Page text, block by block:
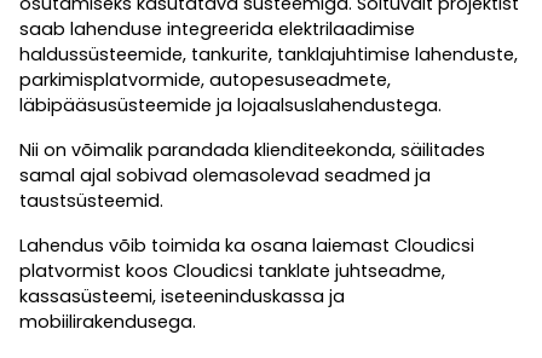
saab lahenduse integreerida elektrilaadimise
haldussüsteemide, tankurite, tanklajuhtimise lahenduste,
parkimisplatvormide, autopesuseadmete,
läbipääsusüsteemide ja lojaalsuslahendustega.
Nii on võimalik parandada klienditeekonda, säilitades
samal ajal sobivad olemasolevad seadmed ja
taustsüsteemid.
Lahendus võib toimida ka osana laiemast Cloudicsi
platvormist koos Cloudicsi tanklate juhtseadme,
kassasüsteemi, iseteeninduskassa ja
mobiilirakendusega.